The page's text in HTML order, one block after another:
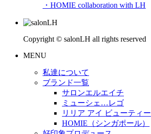
・HOMIE collaboration with LH
Copyright © salonLH all rights reserved
MENU
私達について
ブランド一覧
サロンエルエイチ
ミューシェ…レゴ
リリア アイ ビューティー
HOMIE（シンガポール）